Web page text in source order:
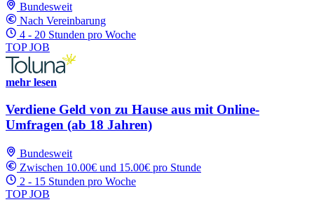
Bundesweit
Nach Vereinbarung
4 - 20 Stunden pro Woche
TOP JOB
mehr lesen
Verdiene Geld von zu Hause aus mit Online-
Umfragen (ab 18 Jahren)
Bundesweit
Zwischen 10.00€ und 15.00€ pro Stunde
2 - 15 Stunden pro Woche
TOP JOB